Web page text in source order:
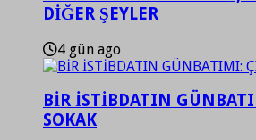
DİĞER ŞEYLER
4 gün ago
BİR İSTİBDATIN
SOKAK